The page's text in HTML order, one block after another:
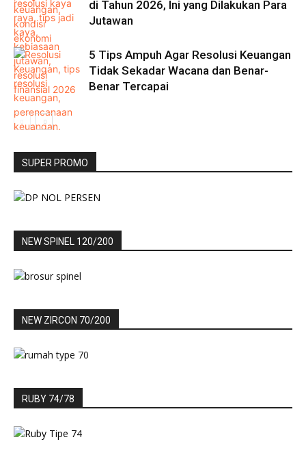
di Tahun 2026, Ini yang Dilakukan Para
Jutawan
5 Tips Ampuh Agar Resolusi Keuangan
Tidak Sekadar Wacana dan Benar-
Benar Tercapai
SUPER PROMO
NEW SPINEL 120/200
NEW ZIRCON 70/200
RUBY 74/78